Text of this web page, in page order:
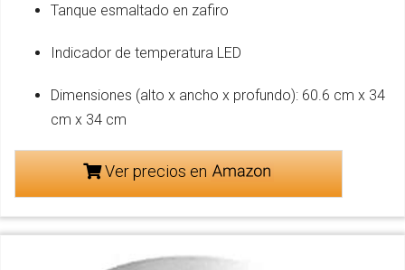
Tanque esmaltado en zafiro
Indicador de temperatura LED
Dimensiones (alto x ancho x profundo): 60.6 cm x 34
cm x 34 cm
Ver precios en